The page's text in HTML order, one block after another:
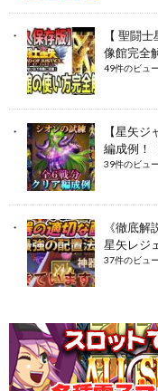
【 聖闘
像館完全
49件のビュー
【星矢
編成例！
39件のビュー
《徹底
星矢レジ
37件のビュー